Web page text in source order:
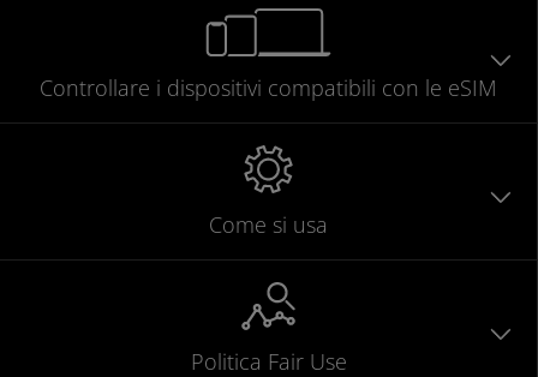
Controllare i dispositivi compatibili con le eSIM
Come si usa
Politica Fair Use